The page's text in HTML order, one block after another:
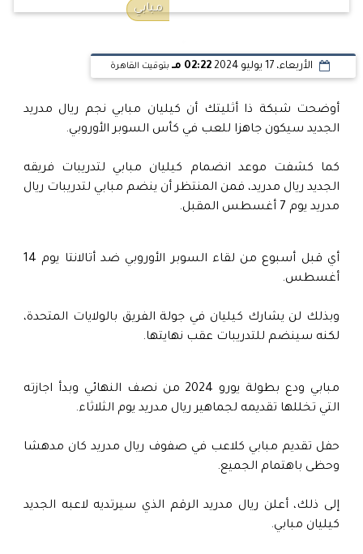
مبابي
الأربعاء، 17 يوليو 2024 02:22 مـ بتوقيت القاهرة
أوضحت شبكة ذا أثليتك أن كيليان مبابي نجم ريال مدريد
الجديد سيكون جاهزا للعب في كأس السوبر الأوروبي.
كما كشفت موعد انضمام كيليان مبابي لتدريبات فريقه
الجديد ريال مدريد، فمن المنتظر أن ينضم مبابي لتدريبات ريال
مدريد يوم 7 أغسطس المقبل.
أي قبل أسبوع من لقاء السوبر الأوروبي ضد أتالانتا يوم 14
أغسطس.
وبذلك لن يشارك كيليان في جولة الفريق بالولايات المتحدة،
لكنه سينضم للتدريبات عقب نهايتها.
مبابي ودع بطولة يورو 2024 من نصف النهائي وبدأ اجازته
التي تخللها تقديمه لجماهير ريال مدريد يوم الثلاثاء.
حفل تقديم مبابي كلاعب في صفوف ريال مدريد كان مدهشا
وحظى باهتمام الجميع.
إلى ذلك، أعلن ريال مدريد الرقم الذي سيرتديه لاعبه الجديد
كيليان مبابي.